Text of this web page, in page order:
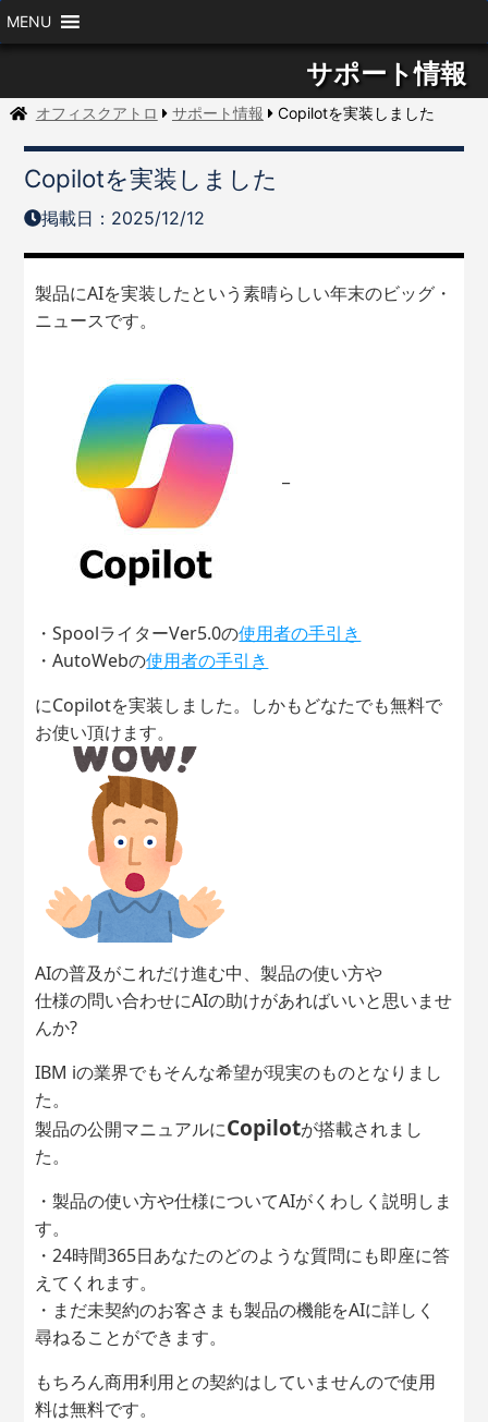
MENU
サポート情報
オフィスクアトロ サポート情報 Copilotを実装しました
Copilotを実装しました
掲載日：2025/12/12
製品にAIを実装したという素晴らしい年末のビッグ・
ニュースです。
・SpoolライターVer5.0の使用者の手引き
・AutoWebの使用者の手引き
にCopilotを実装しました。しかもどなたでも無料で
お使い頂けます。
AIの普及がこれだけ進む中、製品の使い方や
仕様の問い合わせにAIの助けがあればいいと思いませ
んか?
IBM iの業界でもそんな希望が現実のものとなりまし
た。
製品の公開マニュアルにCopilotが搭載されまし
た。
・製品の使い方や仕様についてAIがくわしく説明しま
す。
・24時間365日あなたのどのような質問にも即座に答
えてくれます。
・まだ未契約のお客さまも製品の機能をAIに詳しく
尋ねることができます。
もちろん商用利用との契約はしていませんので使用
料は無料です。